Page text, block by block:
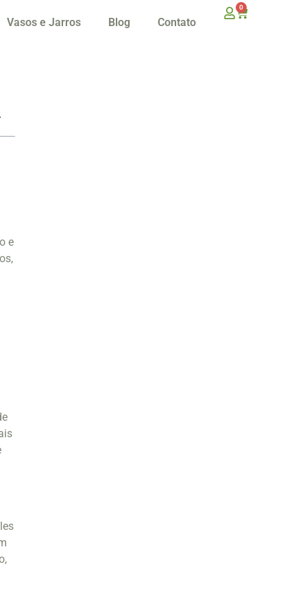
Vasos e Jarros Blog Contato
0
e